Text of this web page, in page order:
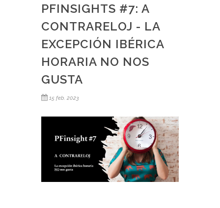
PFINSIGHTS #7: A
CONTRARELOJ - LA
EXCEPCIÓN IBÉRICA
HORARIA NO NOS
GUSTA
15 feb. 2023